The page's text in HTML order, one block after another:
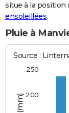
situe à la position
ensoleillées.
Pluie à
Source :
200
250